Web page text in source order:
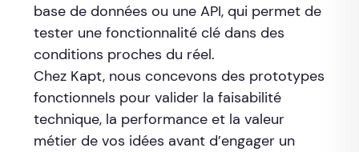
base de données ou une API, qui permet de
tester une fonctionnalité clé dans des
conditions proches du réel.
Chez Kapt, nous concevons des prototypes
fonctionnels pour valider la faisabilité
technique, la performance et la valeur
métier de vos idées avant d’engager un